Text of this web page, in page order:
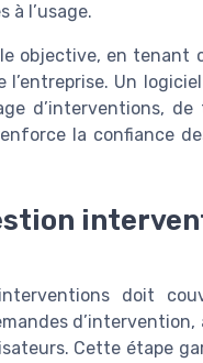
à l’usage.
objective, en tenant
l’entreprise. Un
d’interventions,
la confiance
doit
Cette étape